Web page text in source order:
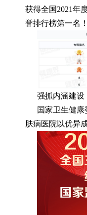
获得全国2021年
誉排行榜第一名
强抓内涵建
国家卫生健
肤病医院以优异